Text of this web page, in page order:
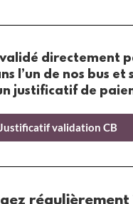
directement
l’un de nos bus et
justificatif de
validation CB